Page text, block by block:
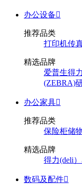
办公设备
推荐品类
打印机传
精选品牌
爱普生得
(ZEBRA)
办公家具
推荐品类
保险柜储
精选品牌
得力(deli）
数码及配件